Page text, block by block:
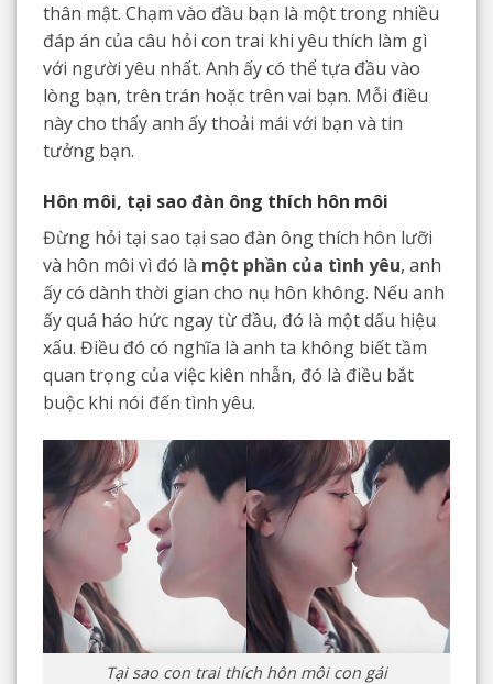
thân mật. Chạm vào đầu bạn là một trong nhiều
đáp án của câu hỏi con trai khi yêu thích làm gì
với người yêu nhất. Anh ấy có thể tựa đầu vào
lòng bạn, trên trán hoặc trên vai bạn. Mỗi điều
này cho thấy anh ấy thoải mái với bạn và tin
tưởng bạn.
Hôn môi, tại sao đàn ông thích hôn môi
Đừng hỏi tại sao tại sao đàn ông thích hôn lưỡi
và hôn môi vì đó là một phần của tình yêu, anh
ấy có dành thời gian cho nụ hôn không. Nếu anh
ấy quá háo hức ngay từ đầu, đó là một dấu hiệu
xấu. Điều đó có nghĩa là anh ta không biết tầm
quan trọng của việc kiên nhẫn, đó là điều bắt
buộc khi nói đến tình yêu.
Tại sao con trai thích hôn môi con gái